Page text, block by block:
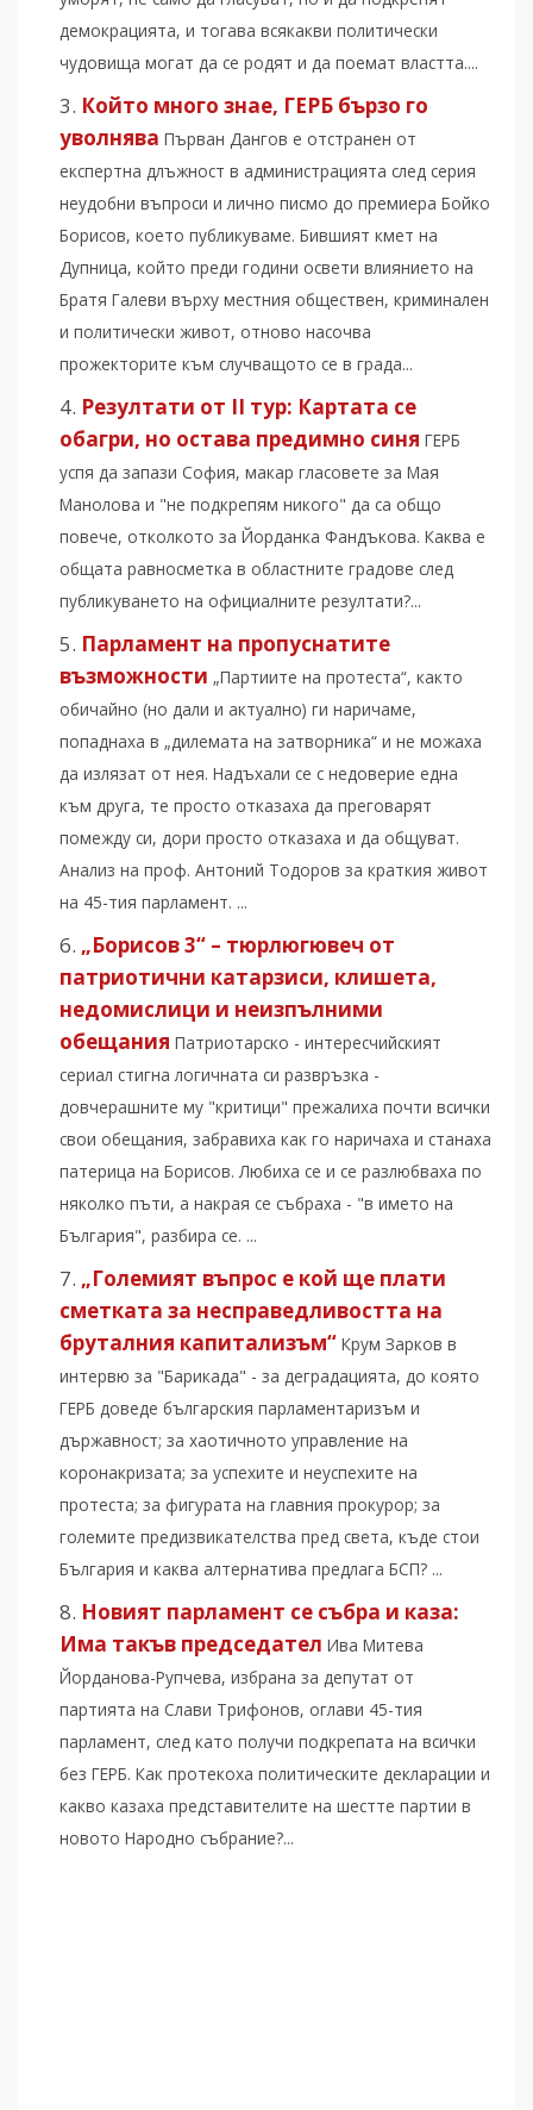
демокрацията, и тогава всякакви политически
чудовища могат да се родят и да поемат властта....
Който много знае, ГЕРБ бързо го
уволнява Първан Дангов е отстранен от
експертна длъжност в администрацията след серия
неудобни въпроси и лично писмо до премиера Бойко
Борисов, което публикуваме. Бившият кмет на
Дупница, който преди години освети влиянието на
Братя Галеви върху местния обществен, криминален
и политически живот, отново насочва
прожекторите към случващото се в града...
Резултати от II тур: Картата се
обагри, но остава предимно синя ГЕРБ
успя да запази София, макар гласовете за Мая
Манолова и "не подкрепям никого" да са общо
повече, отколкото за Йорданка Фандъкова. Каква е
общата равносметка в областните градове след
публикуването на официалните резултати?...
Парламент на пропуснатите
възможности „Партиите на протеста“, както
обичайно (но дали и актуално) ги наричаме,
попаднаха в „дилемата на затворника“ и не можаха
да излязат от нея. Надъхали се с недоверие една
към друга, те просто отказаха да преговарят
помежду си, дори просто отказаха и да общуват.
Анализ на проф. Антоний Тодоров за краткия живот
на 45-тия парламент. ...
„Борисов 3“ – тюрлюгювеч от
патриотични катарзиси, клишета,
недомислици и неизпълними
обещания Патриотарско - интересчийският
сериал стигна логичната си развръзка -
довчерашните му "критици" прежалиха почти всички
свои обещания, забравиха как го наричаха и станаха
патерица на Борисов. Любиха се и се разлюбваха по
няколко пъти, а накрая се събраха - "в името на
България", разбира се. ...
„Големият въпрос е кой ще плати
сметката за несправедливостта на
бруталния капитализъм“ Крум Зарков в
интервю за "Барикада" - за деградацията, до която
ГЕРБ доведе българския парламентаризъм и
държавност; за хаотичното управление на
коронакризата; за успехите и неуспехите на
протеста; за фигурата на главния прокурор; за
големите предизвикателства пред света, къде стои
България и каква алтернатива предлага БСП? ...
Новият парламент се събра и каза:
Има такъв председател Ива Митева
Йорданова-Рупчева, избрана за депутат от
партията на Слави Трифонов, оглави 45-тия
парламент, след като получи подкрепата на всички
без ГЕРБ. Как протекоха политическите декларации и
какво казаха представителите на шестте партии в
новото Народно събрание?...